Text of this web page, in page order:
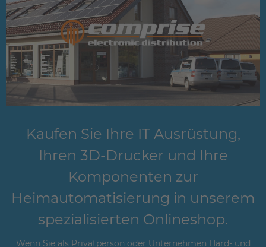
Kaufen Sie Ihre IT Ausrüstung,
Ihren 3D-Drucker und Ihre
Komponenten zur
Heimautomatisierung in unserem
spezialisierten Onlineshop.
Wenn Sie als Privatperson oder Unternehmen Hard- und